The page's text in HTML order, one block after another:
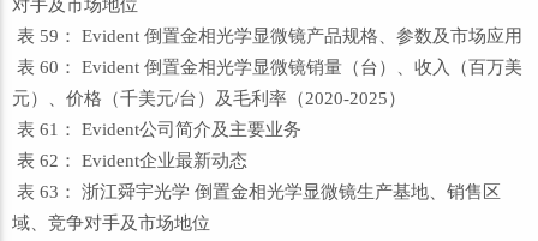
对手及市场地位
表 59： Evident 倒置金相光学显微镜产品规格、参数及市场应用
表 60： Evident 倒置金相光学显微镜销量（台）、收入（百万美
元）、价格（千美元/台）及毛利率（2020-2025）
表 61： Evident公司简介及主要业务
表 62： Evident企业最新动态
表 63： 浙江舜宇光学 倒置金相光学显微镜生产基地、销售区
域、竞争对手及市场地位